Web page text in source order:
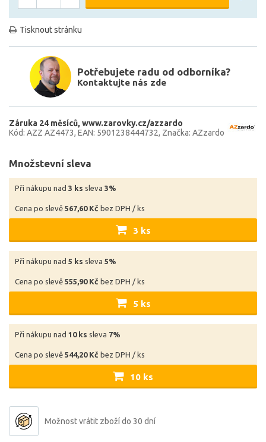
Tisknout stránku
Potřebujete radu od odborníka?
Kontaktujte nás zde
Záruka 24 měsíců www.zarovky.cz/azzardo
Kód: AZZ AZ4473 EAN: 5901238444732 Značka: AZzardo
Množstevní sleva
Při nákupu nad 3 ks sleva 3%
Cena po slevě 567,60 Kč bez DPH / ks
3 ks
Při nákupu nad 5 ks sleva 5%
Cena po slevě 555,90 Kč bez DPH / ks
5 ks
Při nákupu nad 10 ks sleva 7%
Cena po slevě 544,20 Kč bez DPH / ks
10 ks
Možnost vrátit zboží do 30 dní